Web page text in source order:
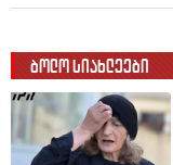
ბოლო სიახლეები